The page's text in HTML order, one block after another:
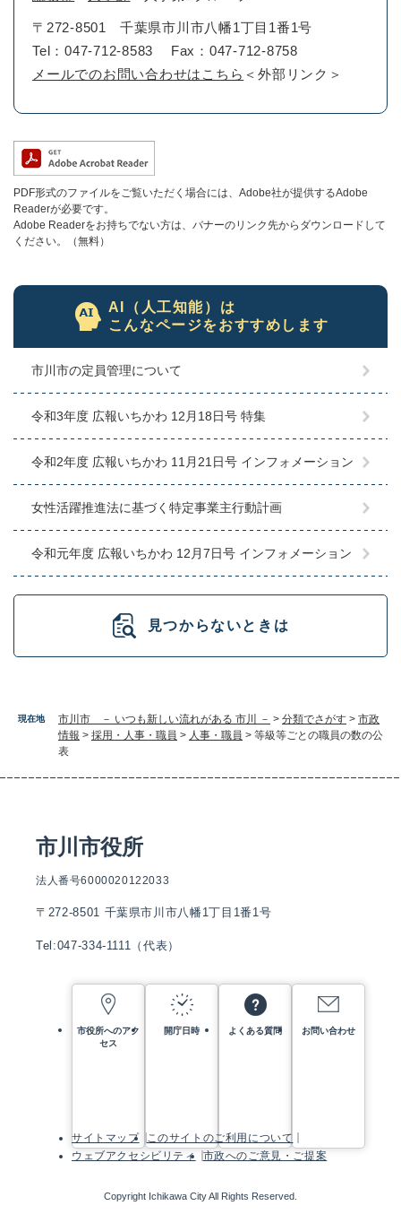
現在地 市川市 － いつも新しい流れがある 市川 － > 分類でさがす > 市政
情報 > 採用・人事・職員 > 人事・職員 > 等級等ごとの職員の数の公
表
〒272-8501
千葉県市川市八幡1丁目1番1号
Tel：047-712-8583
Fax：047-712-8758
メールでのお問い合わせはこちら ＜外部リンク＞
PDF形式のファイルをご覧いただく場合には、Adobe社が提供するAdobe
Readerが必要です。
Adobe Readerをお持ちでない方は、バナーのリンク先からダウンロードして
ください。（無料）
AI（人工知能）は
こんなページをおすすめします
市川市の定員管理について
令和3年度 広報いちかわ 12月18日号 特集
令和2年度 広報いちかわ 11月21日号 インフォメーション
女性活躍推進法に基づく特定事業主行動計画
令和元年度 広報いちかわ 12月7日号 インフォメーション
見つからないときは
市川市役所
法人番号6000020122033
〒272-8501 千葉県市川市八幡1丁目1番1号
Tel:047-334-1111（代表）
市役所へのアク
セス
開庁日時 よくある質問 お問い合わせ
サイトマップ
このサイトのご利用について
ウェブアクセシビリティ
市政へのご意見・ご提案
Copyright Ichikawa City All Rights Reserved.